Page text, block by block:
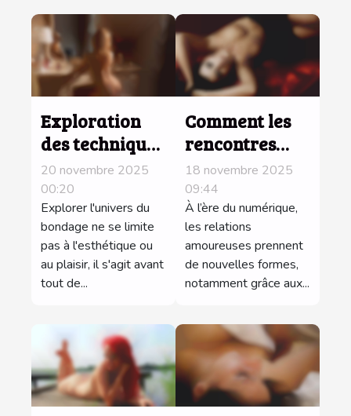
Exploration
des techniques
sécuritaires
dans les jeux
de bondage
20 novembre 2025
00:20
Explorer l'univers du
bondage ne se limite
pas à l'esthétique ou
au plaisir, il s'agit avant
tout de...
Comment les
rencontres
sans frais
réinventent
l'amour à l'ère
numérique ?
18 novembre 2025
09:44
À l’ère du numérique,
les relations
amoureuses prennent
de nouvelles formes,
notamment grâce aux...